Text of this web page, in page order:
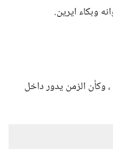
وبكاء ايرين.
وكأن الزمن يدور داخل